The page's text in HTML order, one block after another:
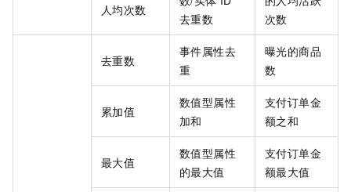
人均次数
去重数
次数
去重数
事件属性去
重
曝光的商品
数
累加值
数值型属性
加和
支付订单金
额之和
最大值
数值型属性
的最大值
支付订单金
额最大值